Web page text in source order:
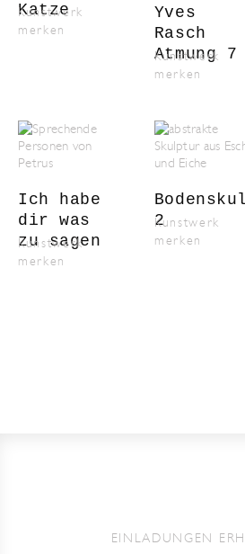
Kunstwerk
merken
Katze
Kunstwerk
merken
Yves
Rasch
Atmung 7
Kunstwerk
merken
Ich habe
dir was
zu sagen
Kunstwerk
merken
2
EINLADUNGEN